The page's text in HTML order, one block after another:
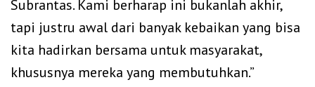
Subrantas. Kami berharap ini bukanlah akhir,
tapi justru awal dari banyak kebaikan yang bisa
kita hadirkan bersama untuk masyarakat,
khususnya mereka yang membutuhkan.”